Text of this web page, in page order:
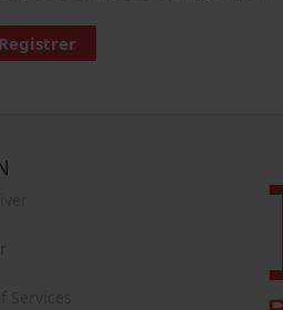
Registrer